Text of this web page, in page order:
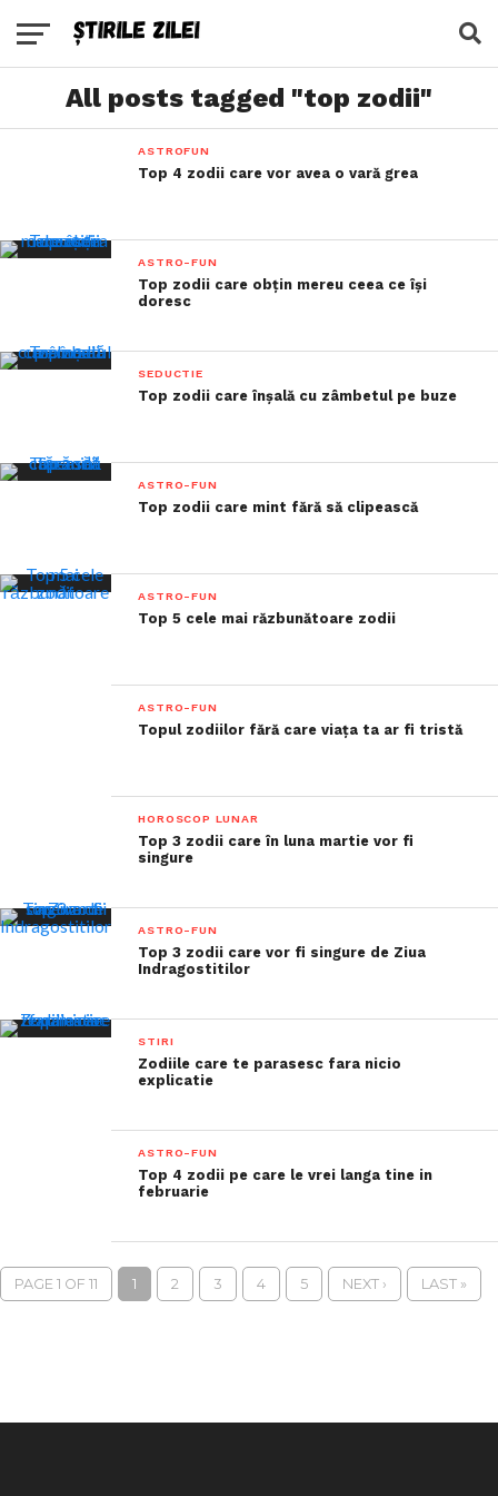
All posts tagged "top zodii"
ASTROFUN
Top 4 zodii care vor avea o vară grea
ASTRO-FUN
Top zodii care obțin mereu ceea ce își
doresc
SEDUCTIE
Top zodii care înșală cu zâmbetul pe buze
ASTRO-FUN
Top zodii care mint fără să clipească
ASTRO-FUN
Top 5 cele mai răzbunătoare zodii
ASTRO-FUN
Topul zodiilor fără care viața ta ar fi tristă
HOROSCOP LUNAR
Top 3 zodii care în luna martie vor fi
singure
ASTRO-FUN
Top 3 zodii care vor fi singure de Ziua
Indragostitilor
STIRI
Zodiile care te parasesc fara nicio
explicatie
ASTRO-FUN
Top 4 zodii pe care le vrei langa tine in
februarie
PAGE 1 OF 11 1 2 3 4 5 NEXT › LAST »